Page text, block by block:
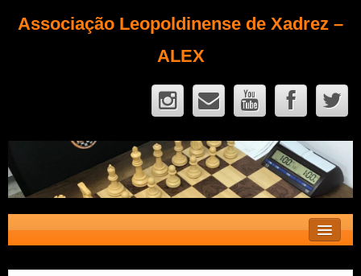
Associação Leopoldinense de Xadrez –
ALEX